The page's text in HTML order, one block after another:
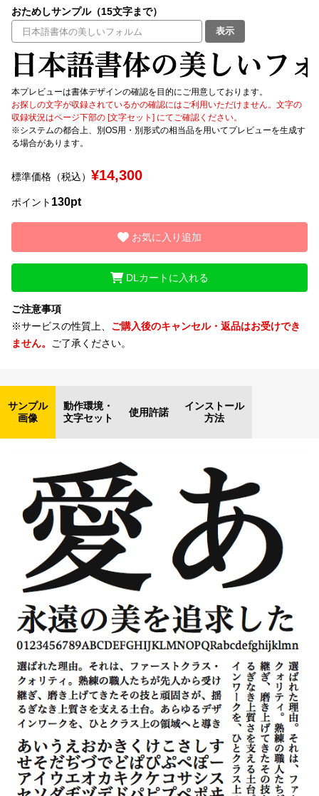
お問い合わせ
セット or 単体
文字種類
価格帯
〜
おためしサンプル（15文字まで）
表示
本プレビューは書体デザインの確認を目的にご用意しております。
お探しの文字が収録されているかの確認にはご利用いただけません。文字の
収録状況はページ下部の [文字セット] にてご確認ください。
※システムの都合上、別OS用・別形式の相当品を用いてプレビューを生成す
る場合があります。
標準価格（税込） ¥14,300
ポイント 130pt
お気に入り追加
DLカートに入れる
ご注意事項
※サービスの性質上、 ご購入後のキャンセル・返品はお受けでき
ません。 ご了承ください。
サンプル
画像
動作環境・
文字セット
使用許諾
インストール
方法